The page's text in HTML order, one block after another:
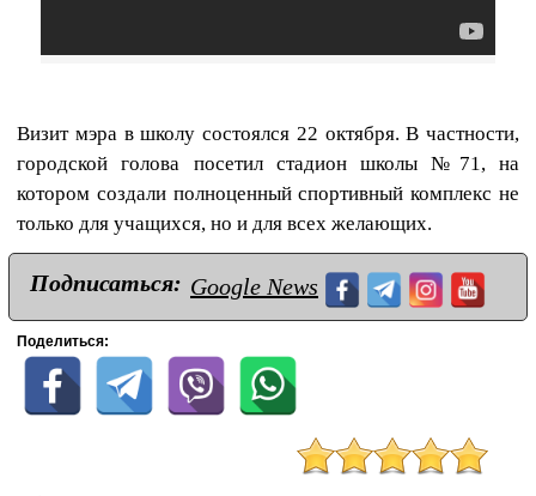
Визит мэра в школу состоялся 22 октября. В частности,
городской голова посетил стадион школы №71, на
котором создали полноценный спортивный комплекс не
только для учащихся, но и для всех желающих.
Подписаться: Google News
Поделиться: